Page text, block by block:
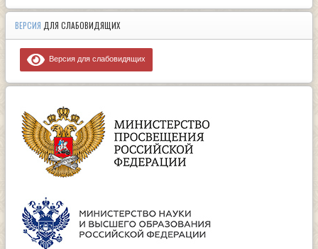
ВЕРСИЯ ДЛЯ СЛАБОВИДЯЩИХ
Версия для слабовидящих